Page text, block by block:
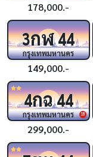
178,000.-
3กฬ44
กรุงเทพมหานคร
149,000.-
18
4กฉ44
กรุงเทพมหานคร
299,000.-